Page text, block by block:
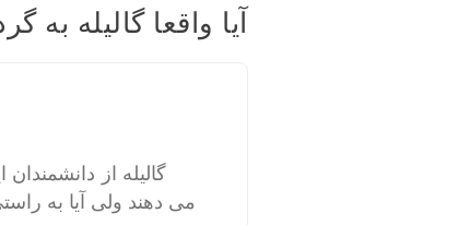
آیا واقعا گالیله
گالیله از دانشمندان
می دهند ولی آیا به